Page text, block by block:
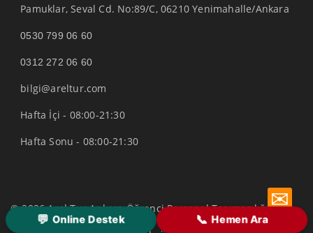
Pamuklar, Seval Cd. No:89/C, 06210 Yenimahalle/Ankara
0530 799 06 60
0312 272 06 60
bilgi@areltur.com
Hafta İçi - 08:00-21:30
Hafta Sonu - 08:00-21:30
© 2026 Arel Tur Ankara Öğrenci Personel Taşımacılığı✉
💬 Online Destek 📞 Hemen Ara